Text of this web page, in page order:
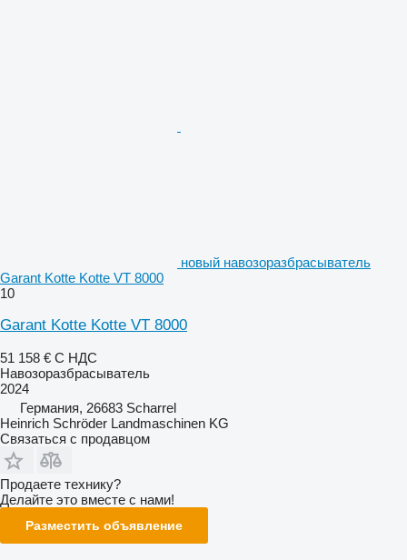
новый навозоразбрасыватель
Garant Kotte Kotte VT 8000
10
Garant Kotte Kotte VT 8000
51 158 € С НДС
Навозоразбрасыватель
2024
Германия, 26683 Scharrel
Heinrich Schröder Landmaschinen KG
Связаться с продавцом
Продаете технику?
Делайте это вместе с нами!
Разместить объявление